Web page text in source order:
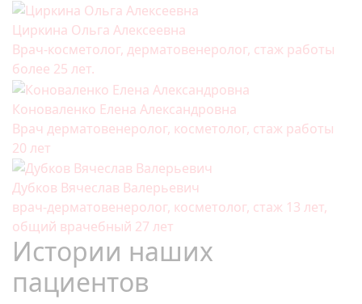
Циркина Ольга Алексеевна
Врач-косметолог, дерматовенеролог, стаж работы
более 25 лет.
Коноваленко Елена Александровна
Врач дерматовенеролог, косметолог, стаж работы
20 лет
Дубков Вячеслав Валерьевич
врач-дерматовенеролог, косметолог, стаж 13 лет,
общий врачебный 27 лет
Истории наших
пациентов